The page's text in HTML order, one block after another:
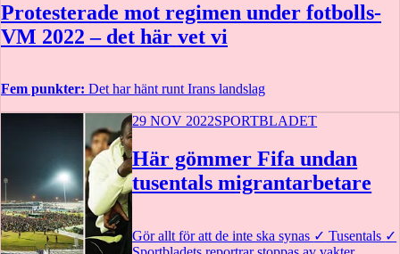
Protesterade mot regimen under fotbolls-
VM 2022 – det här vet vi
Fem punkter: Det har hänt runt Irans landslag
29 NOV 2022SPORTBLADET
Här gömmer Fifa undan
tusentals migrantarbetare
Gör allt för att de inte ska synas ✓ Tusentals ✓